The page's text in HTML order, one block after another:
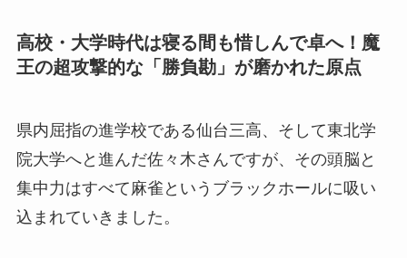
高校・大学時代は寝る間も惜しんで卓へ！魔
王の超攻撃的な「勝負勘」が磨かれた原点
県内屈指の進学校である仙台三高、そして東北学
院大学へと進んだ佐々木さんですが、その頭脳と
集中力はすべて麻雀というブラックホールに吸い
込まれていきました。